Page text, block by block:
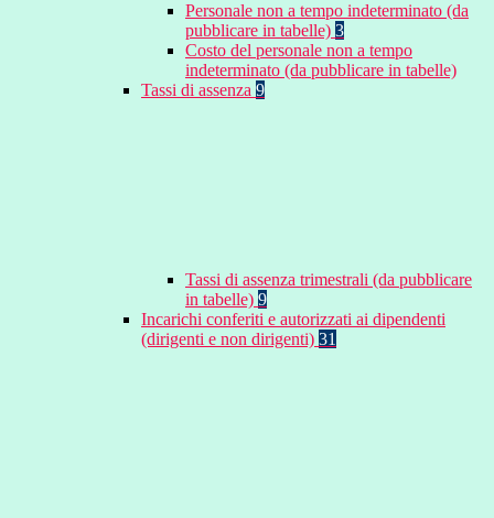
Personale non a tempo indeterminato (da
pubblicare in tabelle) 3
Costo del personale non a tempo
indeterminato (da pubblicare in tabelle)
Tassi di assenza 9
Tassi di assenza trimestrali (da pubblicare
in tabelle) 9
Incarichi conferiti e autorizzati ai dipendenti
(dirigenti e non dirigenti) 31